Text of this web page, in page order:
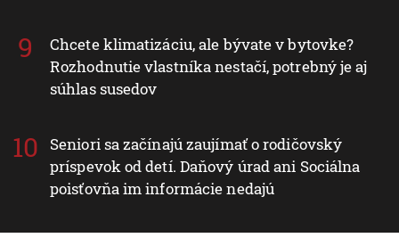
Chcete klimatizáciu, ale bývate v bytovke?
Rozhodnutie vlastníka nestačí, potrebný je aj
súhlas susedov
Seniori sa začínajú zaujímať o rodičovský
príspevok od detí. Daňový úrad ani Sociálna
poisťovňa im informácie nedajú